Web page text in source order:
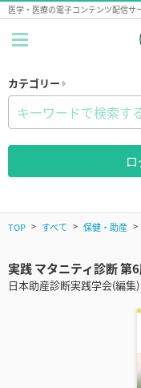
医学・医療の電子コンテンツ配信サ
カテゴリー
TOP すべて 保健・助産
実践 マタニティ診断 第6
日本助産診断実践学会(編集)